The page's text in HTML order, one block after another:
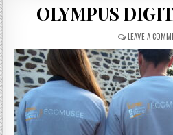
OLYMPUS
LEAVE A